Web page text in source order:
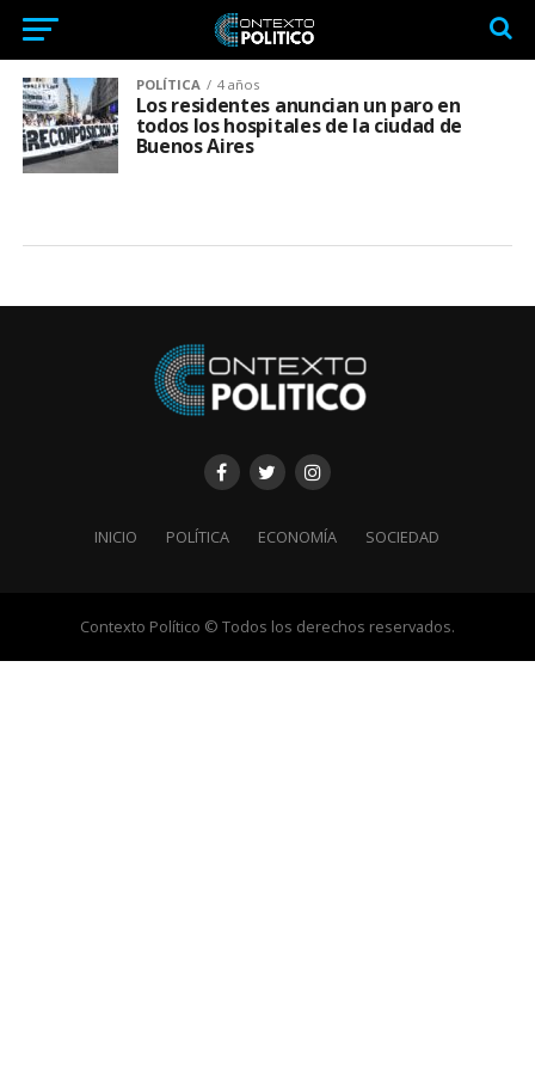
POLÍTICA 4 años
Los residentes anuncian un paro en
todos los hospitales de la ciudad de
Buenos Aires
INICIO POLÍTICA ECONOMÍA SOCIEDAD
Contexto Político © Todos los derechos reservados.